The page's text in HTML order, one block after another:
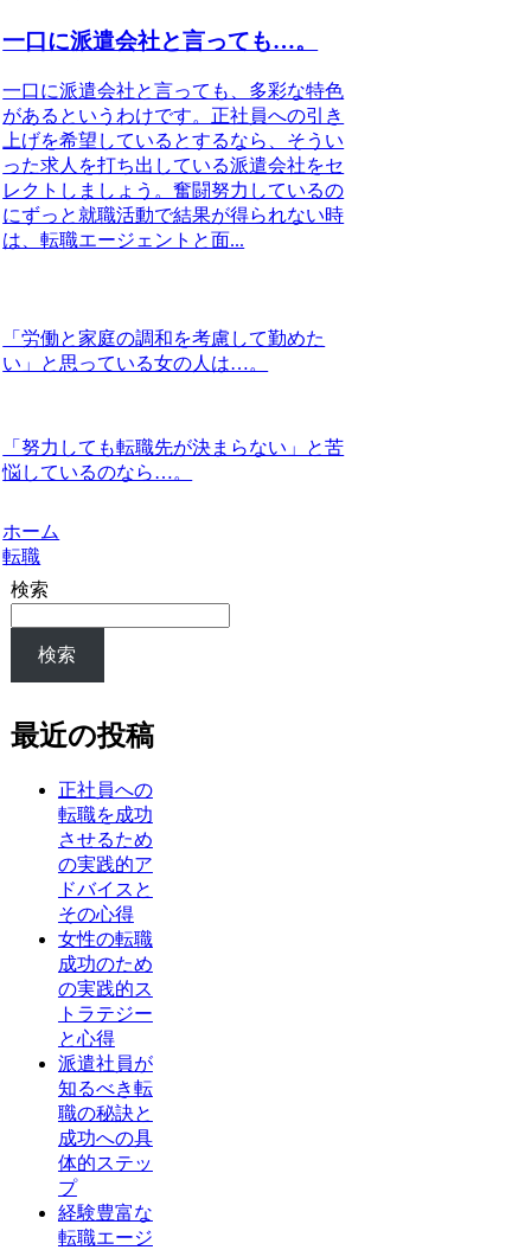
一口に派遣会社と言っても…。
一口に派遣会社と言っても、多彩な特色
があるというわけです。正社員への引き
上げを希望しているとするなら、そうい
った求人を打ち出している派遣会社をセ
レクトしましょう。奮闘努力しているの
にずっと就職活動で結果が得られない時
は、転職エージェントと面...
「労働と家庭の調和を考慮して勤めた
い」と思っている女の人は…。
「努力しても転職先が決まらない」と苦
悩しているのなら…。
ホーム
転職
検索
検索
最近の投稿
正社員への
転職を成功
させるため
の実践的ア
ドバイスと
その心得
女性の転職
成功のため
の実践的ス
トラテジー
と心得
派遣社員が
知るべき転
職の秘訣と
成功への具
体的ステッ
プ
経験豊富な
転職エージ